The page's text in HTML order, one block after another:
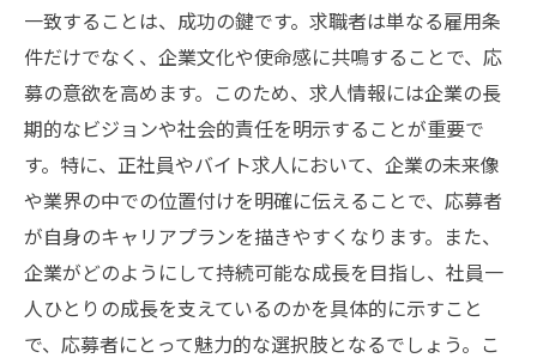
一致することは、成功の鍵です。求職者は単なる雇用条
件だけでなく、企業文化や使命感に共鳴することで、応
募の意欲を高めます。このため、求人情報には企業の長
期的なビジョンや社会的責任を明示することが重要で
す。特に、正社員やバイト求人において、企業の未来像
や業界の中での位置付けを明確に伝えることで、応募者
が自身のキャリアプランを描きやすくなります。また、
企業がどのようにして持続可能な成長を目指し、社員一
人ひとりの成長を支えているのかを具体的に示すこと
で、応募者にとって魅力的な選択肢となるでしょう。こ